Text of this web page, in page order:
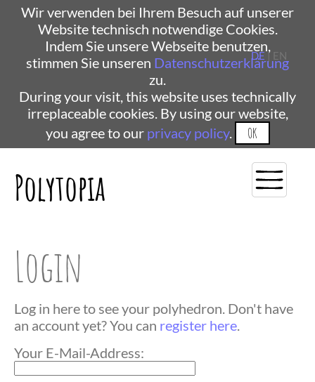
Wir verwenden bei Ihrem Besuch auf unserer
Website technisch notwendige Cookies.
Indem Sie unsere Webseite benutzen,
stimmen Sie unseren Datenschutzerklärung
zu.
During your visit, this website uses technically
irreplaceable cookies. By using our website,
you agree to our privacy policy. OK
Polytopia
DE| EN
Login
Log in here to see your polyhedron. Don't have
an account yet? You can register here.
Your E-Mail-Address: